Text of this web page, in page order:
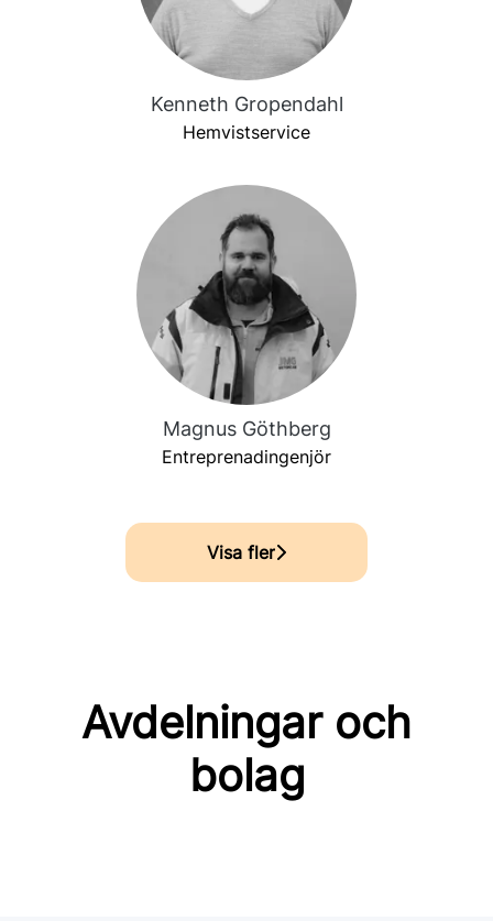
Kenneth Gropendahl
Hemvistservice
Magnus Göthberg
Entreprenadingenjör
Visa fler
Avdelningar och
bolag
Jobba hos Sh Asfalt